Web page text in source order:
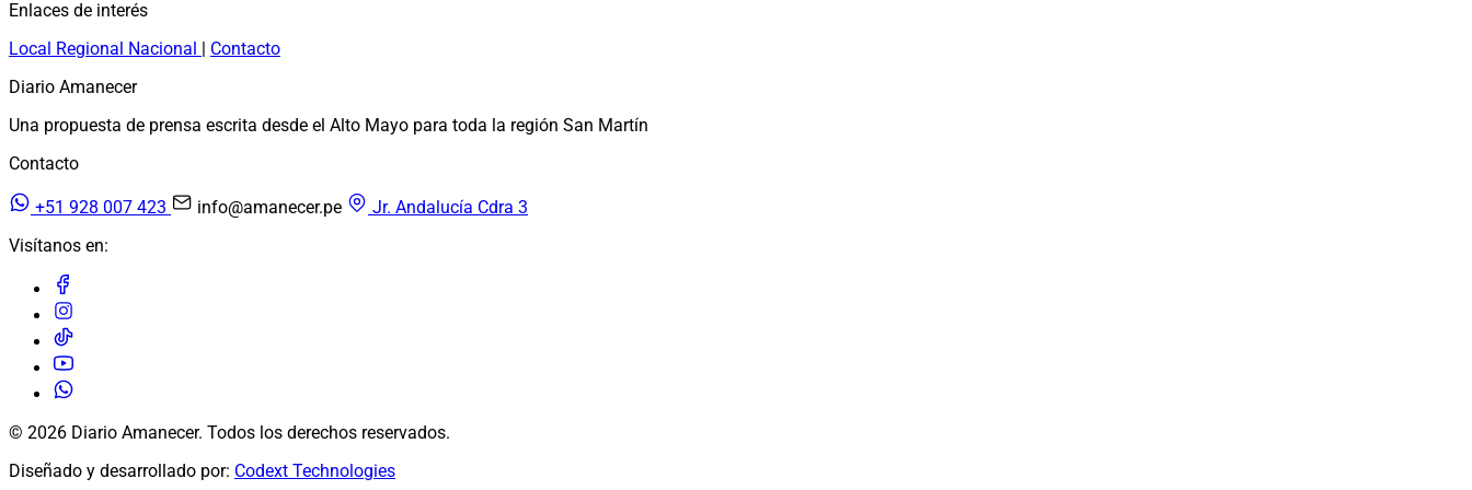
Enlaces de interés
Local Regional Nacional | Contacto
Diario Amanecer
Una propuesta de prensa escrita desde el Alto Mayo para toda la región San Martín
Contacto
+51 928 007 423 info@amanecer.pe
Jr. Andalucía Cdra 3
Visítanos en:
© 2026 Diario Amanecer. Todos los derechos reservados.
Diseñado y desarrollado por: Codext Technologies